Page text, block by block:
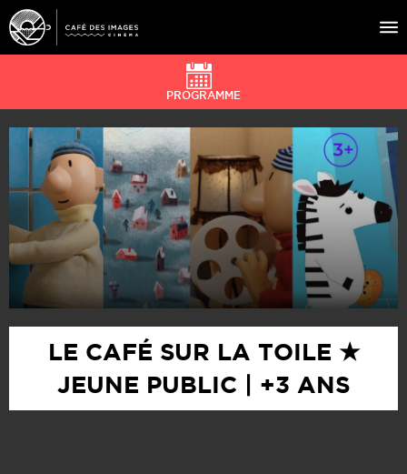
À L’AFFICHE
ÉVÉNEMENTS
CAFÉ DU CINÉ
PRATIQUE
ÉDUCATION AUX IMAGES
PROGRAMME
LE CAFÉ SUR LA TOILE ★
JEUNE PUBLIC | +3 ANS